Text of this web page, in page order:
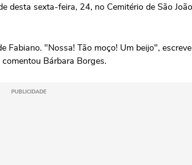
desta sexta-feira, 24, no Cemitério de São
"Nossa! Tão moço! Um beijo",
Bárbara Borges.
PUBLICIDADE